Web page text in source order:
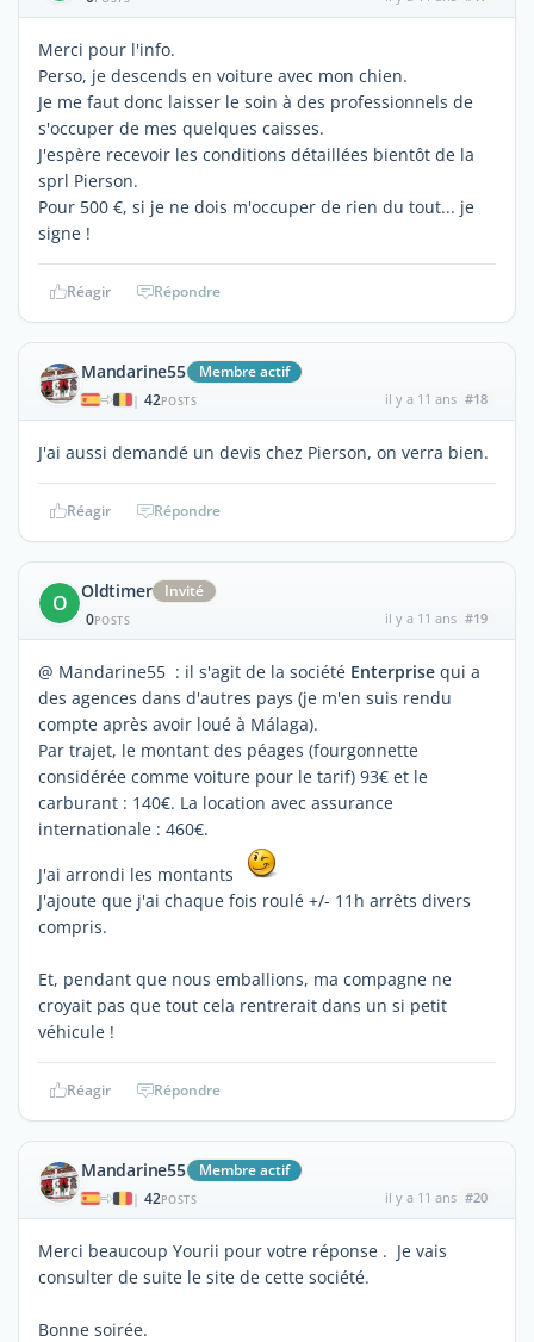
Merci pour l'info.
Perso, je descends en voiture avec mon chien.
Je me faut donc laisser le soin à des professionnels de
s'occuper de mes quelques caisses.
J'espère recevoir les conditions détaillées bientôt de la
sprl Pierson.
Pour 500 €, si je ne dois m'occuper de rien du tout... je
signe !
Réagir Répondre
Mandarine55 Membre actif
| 42POSTS il y a 11 ans #18
J'ai aussi demandé un devis chez Pierson, on verra bien.
Réagir Répondre
O Oldtimer
Invité
0POSTS il y a 11 ans #19
@ Mandarine55 : il s'agit de la société Enterprise qui a
des agences dans d'autres pays (je m'en suis rendu
compte après avoir loué à Málaga).
Par trajet, le montant des péages (fourgonnette
considérée comme voiture pour le tarif) 93€ et le
carburant : 140€. La location avec assurance
internationale : 460€.
J'ai arrondi les montants
J'ajoute que j'ai chaque fois roulé +/- 11h arrêts divers
compris.
Et, pendant que nous emballions, ma compagne ne
croyait pas que tout cela rentrerait dans un si petit
véhicule !
Réagir Répondre
Mandarine55 Membre actif
| 42POSTS il y a 11 ans #20
Merci beaucoup Yourii pour votre réponse . Je vais
consulter de suite le site de cette société.
Bonne soirée.